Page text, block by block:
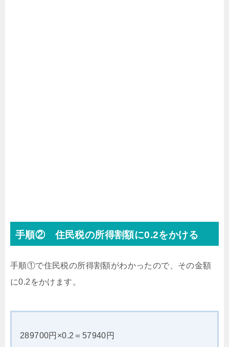
手順② 住民税の所得割額に0.2をかける
手順①で住民税の所得割額がわかったので、その金額
に0.2をかけます。
289700円×0.2＝57940円